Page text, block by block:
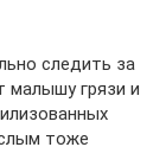
следить за
малышу грязи и
тоже